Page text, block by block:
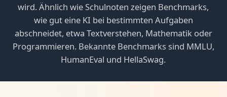
wird. Ähnlich wie Schulnoten zeigen Benchmarks,
wie gut eine KI bei bestimmten Aufgaben
abschneidet, etwa Textverstehen, Mathematik oder
Programmieren. Bekannte Benchmarks sind MMLU,
HumanEval und HellaSwag.